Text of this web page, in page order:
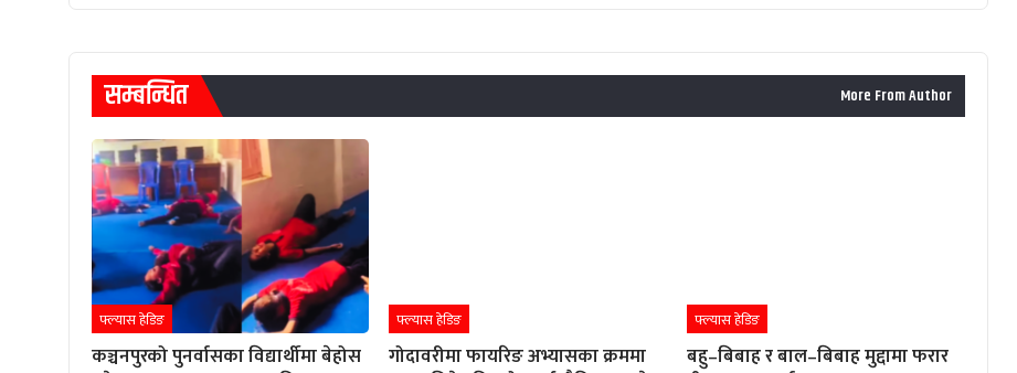
सम्बन्धित More From Author
फ्ल्यास हेडिङ
कञ्चनपुरको पुनर्वासका विद्यार्थीमा बेहोस
फ्ल्यास हेडिङ
गोदावरीमा फायरिङ अभ्यासका क्रममा
फ्ल्यास हेडिङ
बहु–बिबाह र बाल–बिबाह मुद्दामा फरार